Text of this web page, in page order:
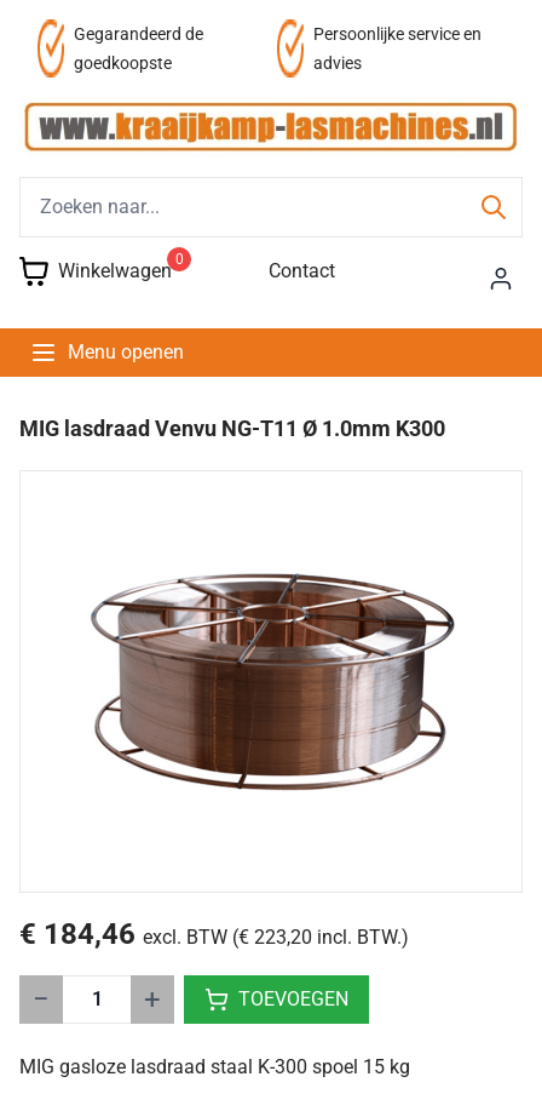
Gegarandeerd de
goedkoopste
Persoonlijke service en
advies
Winkelwagen 0 Contact
Menu openen
MIG lasdraad Venvu NG-T11 Ø 1.0mm K300
€ 184,46 excl. BTW (€ 223,20 incl. BTW.)
− + TOEVOEGEN
MIG gasloze lasdraad staal K-300 spoel 15 kg